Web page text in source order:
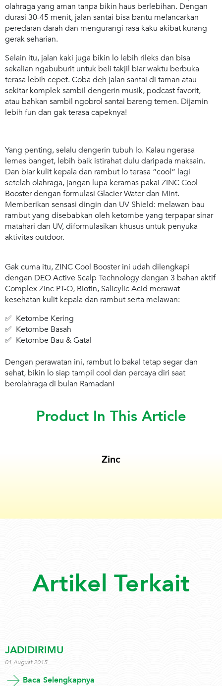
olahraga yang aman tanpa bikin haus berlebihan. Dengan
durasi 30-45 menit, jalan santai bisa bantu melancarkan
peredaran darah dan mengurangi rasa kaku akibat kurang
gerak seharian.
Selain itu, jalan kaki juga bikin lo lebih rileks dan bisa
sekalian ngabuburit untuk beli takjil biar waktu berbuka
terasa lebih cepet. Coba deh jalan santai di taman atau
sekitar komplek sambil dengerin musik, podcast favorit,
atau bahkan sambil ngobrol santai bareng temen. Dijamin
lebih fun dan gak terasa capeknya!
Yang penting, selalu dengerin tubuh lo. Kalau ngerasa
lemes banget, lebih baik istirahat dulu daripada maksain.
Dan biar kulit kepala dan rambut lo terasa “cool” lagi
setelah olahraga, jangan lupa keramas pakai ZINC Cool
Booster dengan formulasi Glacier Water dan Mint.
Memberikan sensasi dingin dan UV Shield: melawan bau
rambut yang disebabkan oleh ketombe yang terpapar sinar
matahari dan UV, diformulasikan khusus untuk penyuka
aktivitas outdoor.
Gak cuma itu, ZINC Cool Booster ini udah dilengkapi
dengan DEO Active Scalp Technology dengan 3 bahan aktif
Complex Zinc PT-O, Biotin, Salicylic Acid merawat
kesehatan kulit kepala dan rambut serta melawan:
✅ Ketombe Kering
✅ Ketombe Basah
✅ Ketombe Bau & Gatal
Dengan perawatan ini, rambut lo bakal tetap segar dan
sehat, bikin lo siap tampil cool dan percaya diri saat
berolahraga di bulan Ramadan!
Product In This Article
Zinc
Artikel Terkait
JADIDIRIMU
01 August 2015
Baca Selengkapnya